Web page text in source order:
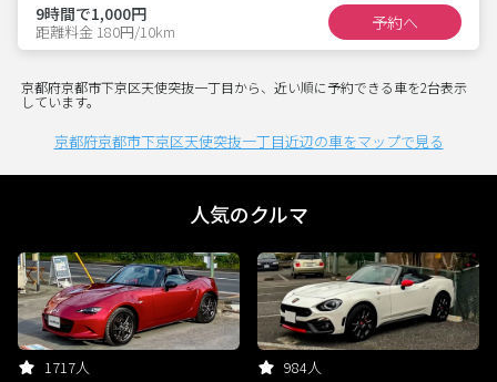
9時間で1,000円
距離料金 180円/10km 予約へ
京都府京都市下京区天使突抜一丁目から、近い順に予約できる車を2台表示
しています。
京都府京都市下京区天使突抜一丁目近辺の車をマップで見る
人気のクルマ
1717人 984人